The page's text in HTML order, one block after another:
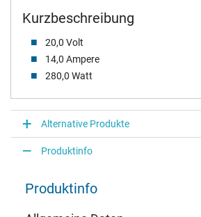
Kurzbeschreibung
20,0 Volt
14,0 Ampere
280,0 Watt
Alternative Produkte
Produktinfo
Produktinfo